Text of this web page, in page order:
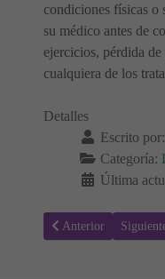
condiciones físicas o
su médico antes de
ejercicios, pérdida
cualquiera de los
Detalles
Escrito por:
Categoría:
Última
Artículo anterior:
Anterior Artículo